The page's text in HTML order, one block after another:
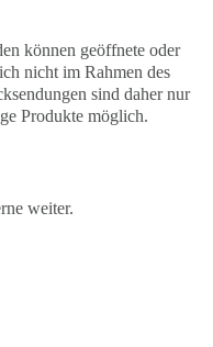
können geöffnete oder
nicht im Rahmen des
sind daher nur
Produkte möglich.
weiter.